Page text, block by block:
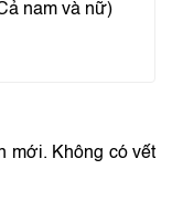
nam và nữ)
mới. Không có vết